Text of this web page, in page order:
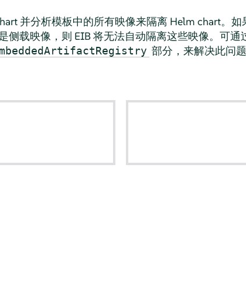
并分析模板中的所有映像来隔离 Helm chart。
侧载映像，则 EIB 将无法自动隔离这些映像。可
部分，来解决此问题